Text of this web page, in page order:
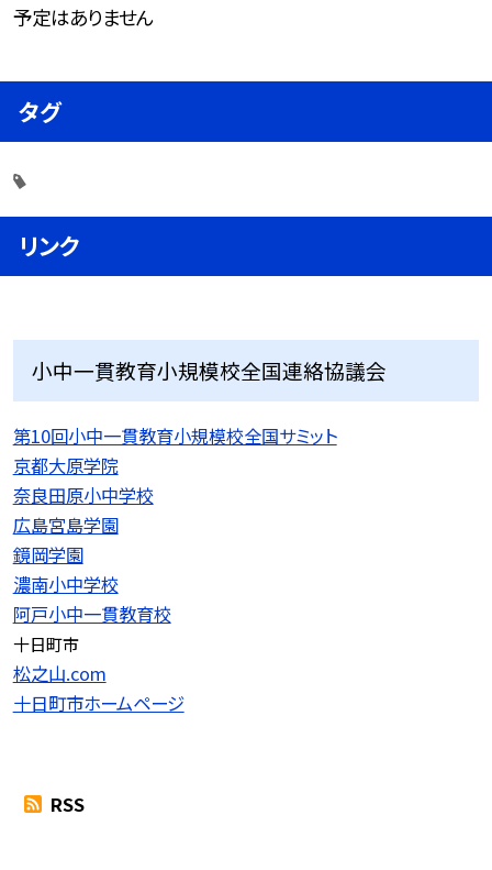
予定はありません
タグ
リンク
小中一貫教育小規模校全国連絡協議会
第10回小中一貫教育小規模校全国サミット
京都大原学院
奈良田原小中学校
広島宮島学園
鏡岡学園
濃南小中学校
阿戸小中一貫教育校
十日町市
松之山.com
十日町市ホームページ
RSS